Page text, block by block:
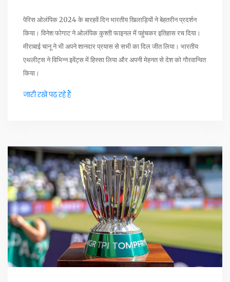
पेरिस ओलंपिक 2024 के बारहवें दिन भारतीय खिलाड़ियों ने बेहतरीन प्रदर्शन
किया। विनेश फोगाट ने ओलंपिक कुश्ती फाइनल में पहुंचकर इतिहास रच दिया।
मीराबाई चानू ने भी अपने शानदार प्रयास से सभी का दिल जीत लिया। भारतीय
एथलीट्स ने विभिन्न इवेंट्स में हिस्सा लिया और अपनी मेहनत से देश को गौरवान्वित
किया।
जारी रखें पढ़ रहे हैं